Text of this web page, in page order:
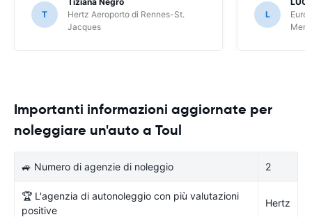
T
Hertz Aeroporto di Rennes-St.
Jacques
L
Importanti informazioni aggiornate per
noleggiare un'auto a Toul
🚙 Numero di agenzie di noleggio 2
🏆 L'agenzia di autonoleggio con più valutazioni
positive
Hertz